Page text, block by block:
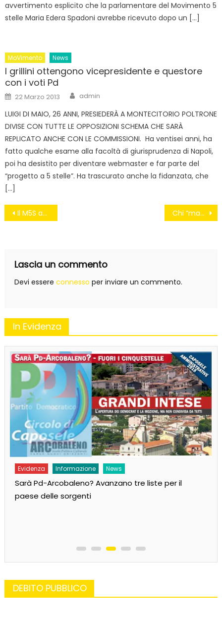
avvertimento esplicito che la parlamentare del Movimento 5
stelle Maria Edera Spadoni avrebbe ricevuto dopo un […]
MoVimento News
I grillini ottengono vicepresidente e questore
con i voti Pd
Posted
on
22 Marzo 2013 Author
admin
LUIGI DI MAIO, 26 ANNI, PRESIEDERÀ A MONTECITORIO POLTRONE
DIVISE CON TUTTE LE OPPOSIZIONI SCHEMA CHE SARÀ
REPLICATO ANCHE CON LE COMMISSIONI. Ha ventisei anni, ha
fatto qualche esame alla facoltà di giurisprudenza di Napoli,
poi ha desistito per diventare webmaster e far parte del
“progetto a 5 stelle”. Ha trascurato anche la fidanzata, che
[…]
Navigazione
Il M5S applica la democrazia diretta in UE Chi “mangia” veramente con Expo?
Lascia un commento
Devi essere connesso per inviare un commento.
In Evidenza
Evidenza Informazione News
Sarà Pd-Arcobaleno? Avanzano tre liste per il
paese delle sorgenti
DEBITO PUBBLICO